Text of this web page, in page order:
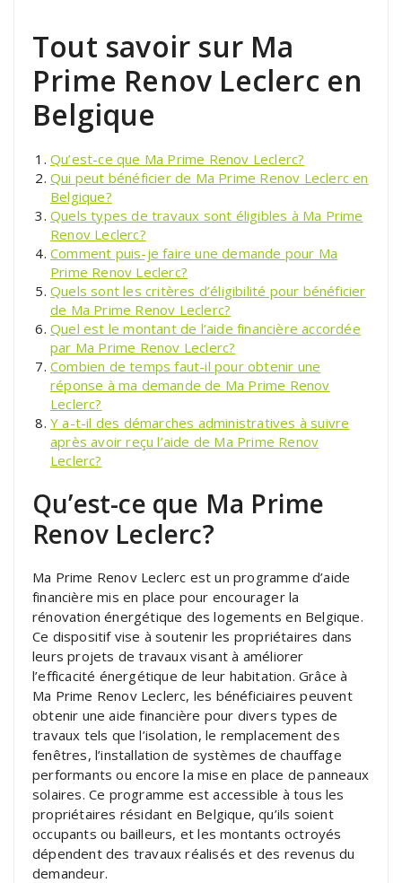
Tout savoir sur Ma
Prime Renov Leclerc en
Belgique
Qu’est-ce que Ma Prime Renov Leclerc?
Qui peut bénéficier de Ma Prime Renov Leclerc en
Belgique?
Quels types de travaux sont éligibles à Ma Prime
Renov Leclerc?
Comment puis-je faire une demande pour Ma
Prime Renov Leclerc?
Quels sont les critères d’éligibilité pour bénéficier
de Ma Prime Renov Leclerc?
Quel est le montant de l’aide financière accordée
par Ma Prime Renov Leclerc?
Combien de temps faut-il pour obtenir une
réponse à ma demande de Ma Prime Renov
Leclerc?
Y a-t-il des démarches administratives à suivre
après avoir reçu l’aide de Ma Prime Renov
Leclerc?
Qu’est-ce que Ma Prime
Renov Leclerc?
Ma Prime Renov Leclerc est un programme d’aide
financière mis en place pour encourager la
rénovation énergétique des logements en Belgique.
Ce dispositif vise à soutenir les propriétaires dans
leurs projets de travaux visant à améliorer
l’efficacité énergétique de leur habitation. Grâce à
Ma Prime Renov Leclerc, les bénéficiaires peuvent
obtenir une aide financière pour divers types de
travaux tels que l’isolation, le remplacement des
fenêtres, l’installation de systèmes de chauffage
performants ou encore la mise en place de panneaux
solaires. Ce programme est accessible à tous les
propriétaires résidant en Belgique, qu’ils soient
occupants ou bailleurs, et les montants octroyés
dépendent des travaux réalisés et des revenus du
demandeur.